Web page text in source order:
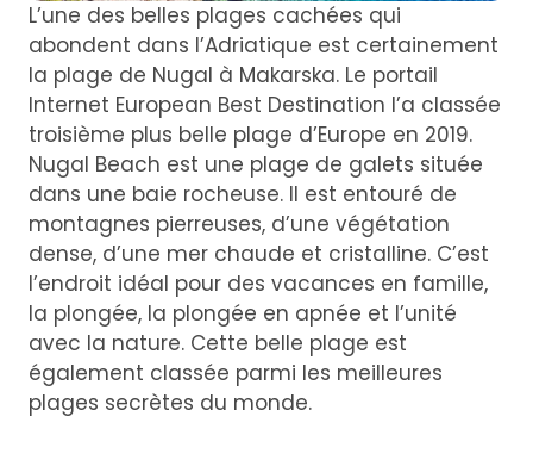
L’une des belles plages cachées qui
abondent dans l’Adriatique est certainement
la plage de Nugal à Makarska. Le portail
Internet European Best Destination l’a classée
troisième plus belle plage d’Europe en 2019.
Nugal Beach est une plage de galets située
dans une baie rocheuse. Il est entouré de
montagnes pierreuses, d’une végétation
dense, d’une mer chaude et cristalline. C’est
l’endroit idéal pour des vacances en famille,
la plongée, la plongée en apnée et l’unité
avec la nature. Cette belle plage est
également classée parmi les meilleures
plages secrètes du monde.